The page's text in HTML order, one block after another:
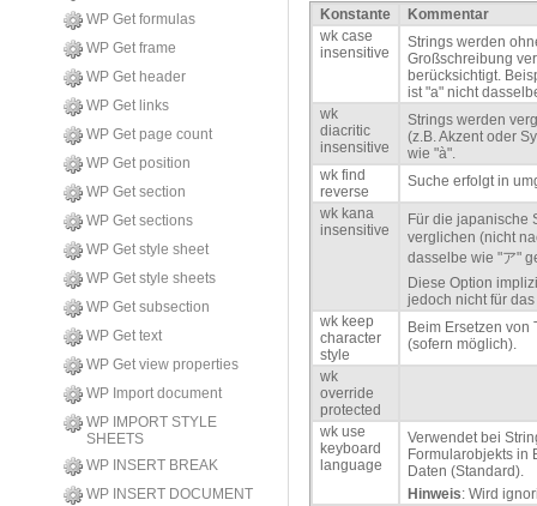
WP Get formulas
WP Get frame
WP Get header
WP Get links
WP Get page count
WP Get position
WP Get section
WP Get sections
WP Get style sheet
WP Get style sheets
WP Get subsection
WP Get text
WP Get view properties
WP Import document
WP IMPORT STYLE
SHEETS
WP INSERT BREAK
WP INSERT DOCUMENT
Konstante
Kommentar
wk case
insensitive
Strings werden
Großschreibung
berücksichtigt.
ist "a" nicht
wk
diacritic
insensitive
Strings werden
(z.B. Akzent oder
wie "à".
wk find
reverse
Suche erfolgt in
wk kana
insensitive
Für die japanische
verglichen (nicht
dasselbe wie "ア"
Diese Option
jedoch nicht für
wk keep
character
style
Beim Ersetzen von
(sofern möglich).
wk
override
protected
wk use
keyboard
language
Verwendet bei
Formularobjekts in
Daten (Standard).
Hinweis: Wird